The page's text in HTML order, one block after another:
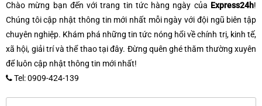
Chào mừng bạn đến với trang tin tức hàng ngày của Express24h!
Chúng tôi cập nhật thông tin mới nhất mỗi ngày với đội ngũ biên tập
chuyên nghiệp. Khám phá những tin tức nóng hổi về chính trị, kinh tế,
xã hội, giải trí và thể thao tại đây. Đừng quên ghé thăm thường xuyên
để luôn cập nhật thông tin mới nhất!
Tel: 0909-424-139